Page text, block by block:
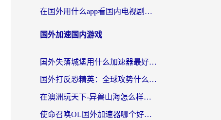
在国外用什么app看国内电视剧？3步解决版权限制+卡顿难题
国外加速国内游戏
国外失落城堡用什么加速器最好？一份来自老玩家的真实指南
国外打反恐精英：全球攻势什么加速器好用？2026海外玩家国服游戏加速终极指南
在澳洲玩天下-异兽山海怎么样才能不卡？一份给南半球玩家的自救指南
使命召唤OL国外加速器哪个好用？海外玩家亲测的国服游戏加速终极指南